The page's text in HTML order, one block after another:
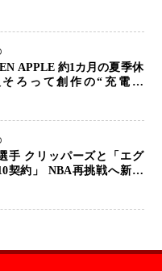
え、世界で11億ドル突破
APPLE 約1カ月の夏季休
ろって創作の“充電期
しいインプットを」
手 クリッパーズと「エグ
契約」 NBA再挑戦へ新た
村塁選手との共闘にも期待